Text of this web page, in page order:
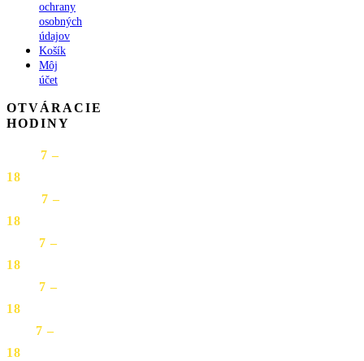
ochrany
osobných
údajov
Košík
Môj
účet
OTVÁRACIE
HODINY
7 –
18
7 –
18
7 –
18
7 –
18
7 –
18